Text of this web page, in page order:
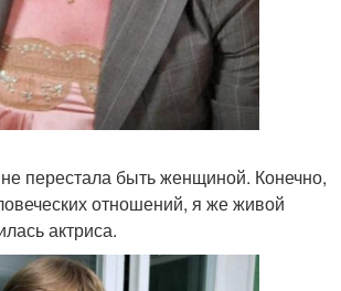
не перестала быть женщиной. Конечно,
отношений, я же живой
актриса.